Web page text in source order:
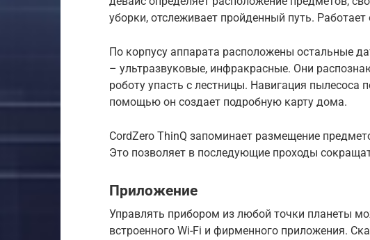
уборки, отслеживает пройденный путь.
По корпусу аппарата расположены остальные
– ультразвуковые, инфракрасные. Они
роботу упасть с лестницы. Навигация пылесоса
помощью он создает подробную карту дома.
CordZero ThinQ запоминает размещение
Это позволяет в последующие проходы
Приложение
Управлять прибором из любой точки планеты
встроенного Wi-Fi и фирменного приложения.